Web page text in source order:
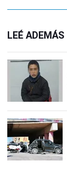
LEÉ ADEMÁS